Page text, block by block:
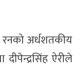
अर्धशतकीय
ऐरीले